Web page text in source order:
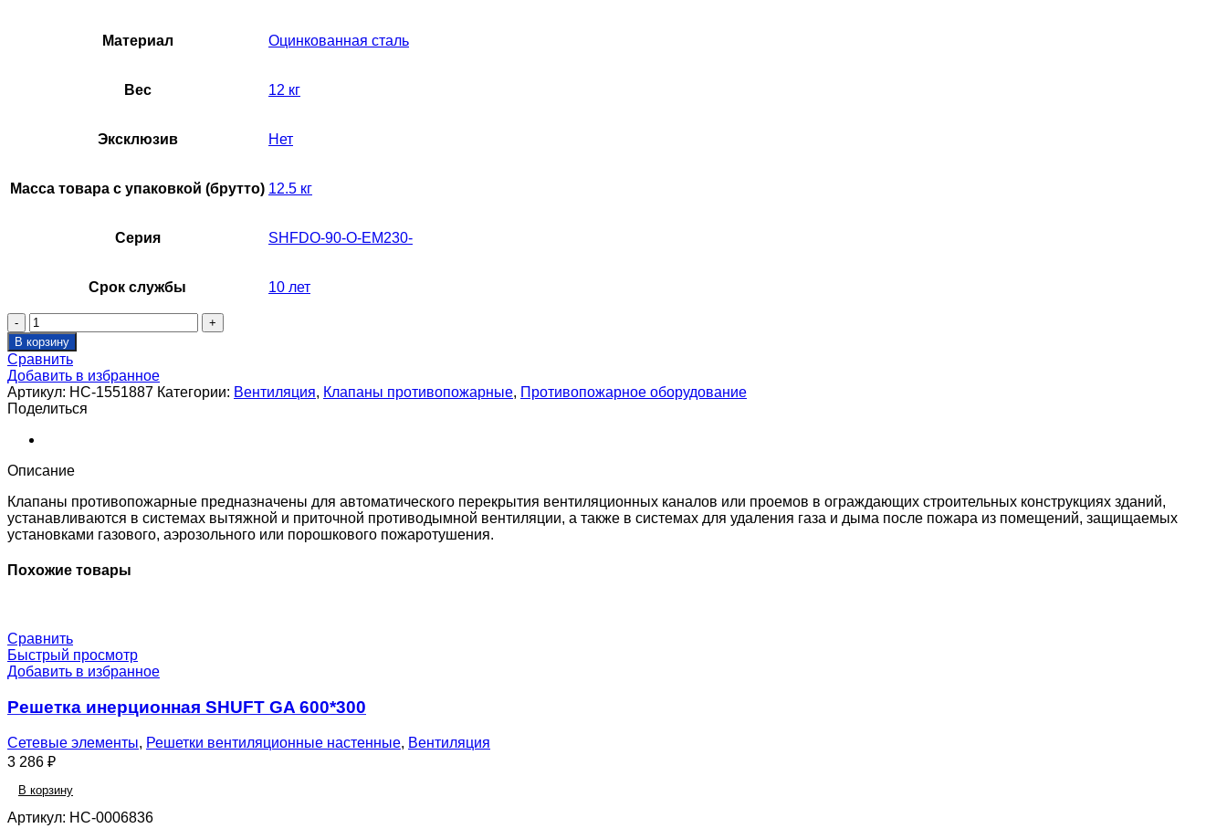
Материал Оцинкованная сталь
Вес 12 кг
Эксклюзив Нет
Масса товара с упаковкой (брутто) 12.5 кг
Серия SHFDO-90-O-EM230-
Срок службы 10 лет
Количество
товара
Клапан
противопожарный
SHUFT
SHFDO-
90-
O-
EM230-
0-
0-
0
В корзину
Сравнить
Добавить в избранное
Артикул: НС-1551887 Категории: Вентиляция, Клапаны противопожарные, Противопожарное оборудование
Поделиться
Описание
Клапаны противопожарные предназначены для автоматического перекрытия вентиляционных каналов или проемов в ограждающих строительных конструкциях зданий,
устанавливаются в системах вытяжной и приточной противодымной вентиляции, а также в системах для удаления газа и дыма после пожара из помещений, защищаемых
установками газового, аэрозольного или порошкового пожаротушения.
Похожие товары
Сравнить
Быстрый просмотр
Добавить в избранное
Решетка инерционная SHUFT GA 600*300
Сетевые элементы, Решетки вентиляционные настенные, Вентиляция
3 286 ₽
В корзину
Артикул: НС-0006836